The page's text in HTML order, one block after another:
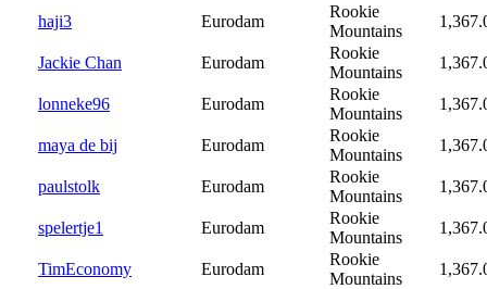
haji3 Eurodam
Rookie
Mountains
Jackie Chan Eurodam
Rookie
Mountains
lonneke96 Eurodam
Rookie
Mountains
maya de bij Eurodam
Rookie
Mountains
paulstolk Eurodam
Rookie
Mountains
spelertje1 Eurodam
Rookie
Mountains
TimEconomy Eurodam
Rookie
Mountains